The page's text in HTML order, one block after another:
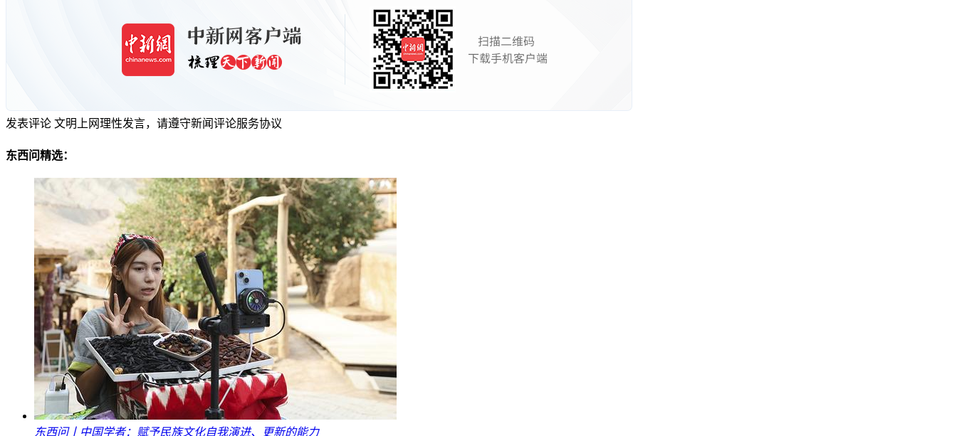
发表评论 文明上网理性发言，请遵守新闻评论服务协议
东西问精选：
东西问丨中国学者：赋予民族文化自我演进、更新的能力